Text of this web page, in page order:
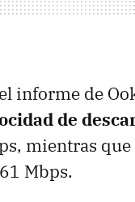
informe de
de
mientras
Mbps.